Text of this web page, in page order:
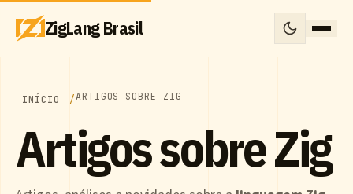
ZigLang Brasil
INÍCIO ARTIGOS SOBRE ZIG
Artigos sobre Zig